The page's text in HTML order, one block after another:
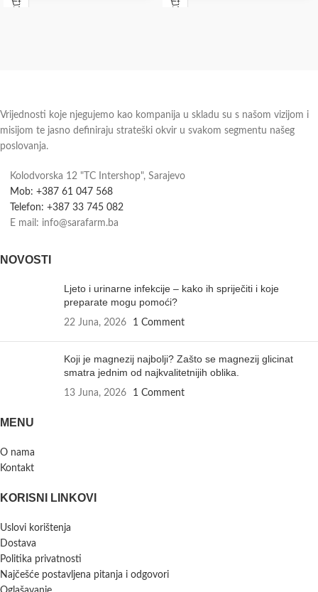
Vrijednosti koje njegujemo kao kompanija u skladu su s našom vizijom i
misijom te jasno definiraju strateški okvir u svakom segmentu našeg
poslovanja.
Kolodvorska 12 "TC Intershop", Sarajevo
Mob: +387 61 047 568
Telefon: +387 33 745 082
E mail: info@sarafarm.ba
NOVOSTI
Ljeto i urinarne infekcije – kako ih spriječiti i koje
preparate mogu pomoći?
22 Juna, 2026 1 Comment
Koji je magnezij najbolji? Zašto se magnezij glicinat
smatra jednim od najkvalitetnijih oblika.
13 Juna, 2026 1 Comment
MENU
O nama
Kontakt
KORISNI LINKOVI
Uslovi korištenja
Dostava
Politika privatnosti
Najčešće postavljena pitanja i odgovori